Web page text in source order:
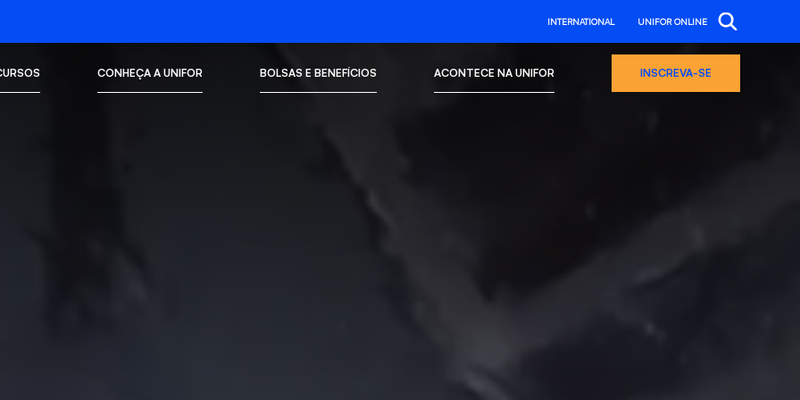
INTERNATIONAL UNIFOR ONLINE
CONHEÇA A UNIFOR BOLSAS E BENEFÍCIOS ACONTECE NA UNIFOR INSCREVA-SE